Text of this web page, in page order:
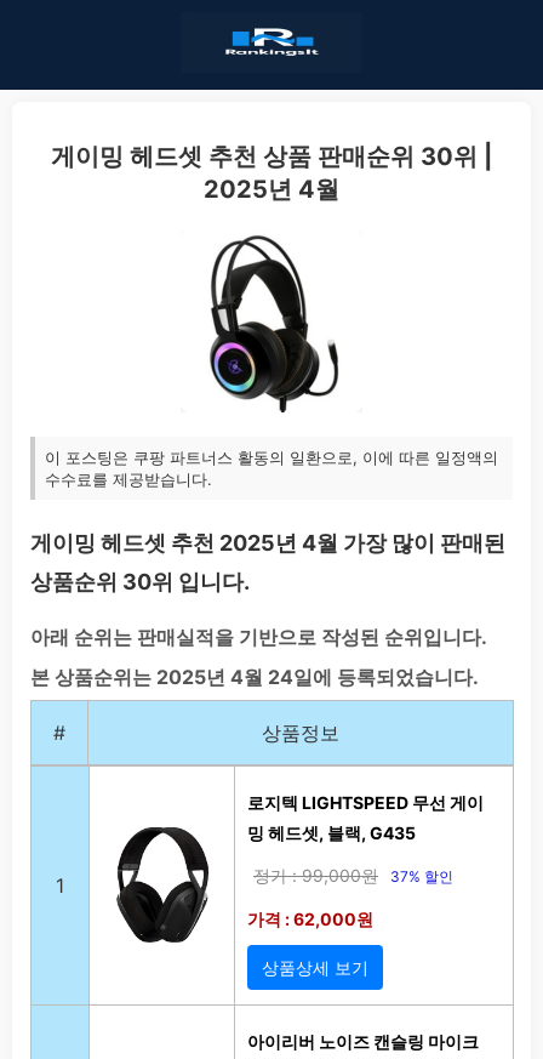
게이밍 헤드셋 추천 상품 판매순위 30위 |
2025년 4월
이 포스팅은 쿠팡 파트너스 활동의 일환으로, 이에 따른 일정액의
수수료를 제공받습니다.
게이밍 헤드셋 추천 2025년 4월 가장 많이 판매된
상품순위 30위 입니다.
아래 순위는 판매실적을 기반으로 작성된 순위입니다.
본 상품순위는 2025년 4월 24일에 등록되었습니다.
# 상품정보
1
로지텍 LIGHTSPEED 무선 게이
밍 헤드셋, 블랙, G435
정가 : 99,000원 37% 할인
가격 : 62,000원
상품상세 보기
아이리버 노이즈 캔슬링 마이크